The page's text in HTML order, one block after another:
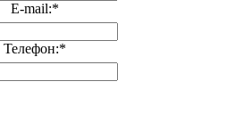
E-mail:*
Телефон:*